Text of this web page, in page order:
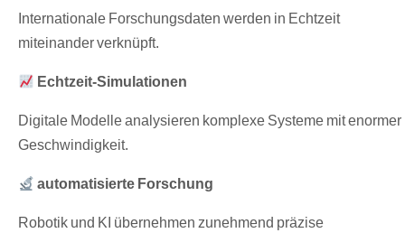
Internationale Forschungsdaten werden in Echtzeit
miteinander verknüpft.
Echtzeit-Simulationen
Digitale Modelle analysieren komplexe Systeme mit enormer
Geschwindigkeit.
automatisierte Forschung
Robotik und KI übernehmen zunehmend präzise